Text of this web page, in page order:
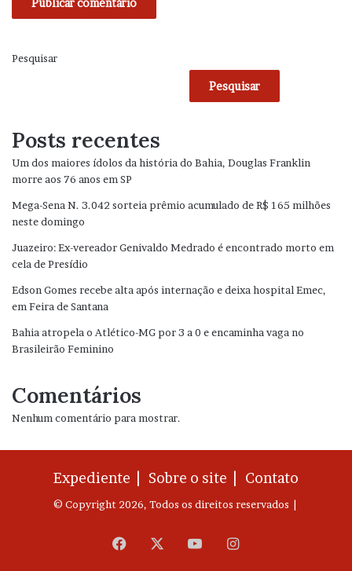
Pesquisar
Pesquisar
Posts recentes
Um dos maiores ídolos da história do Bahia, Douglas Franklin
morre aos 76 anos em SP
Mega-Sena N. 3.042 sorteia prêmio acumulado de R$ 165 milhões
neste domingo
Juazeiro: Ex-vereador Genivaldo Medrado é encontrado morto em
cela de Presídio
Edson Gomes recebe alta após internação e deixa hospital Emec,
em Feira de Santana
Bahia atropela o Atlético-MG por 3 a 0 e encaminha vaga no
Brasileirão Feminino
Comentários
Nenhum comentário para mostrar.
Expediente | Sobre o site | Contato
© Copyright 2026, Todos os direitos reservados |
Facebook YouTubeInstagram